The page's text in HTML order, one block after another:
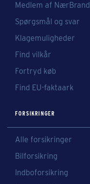
Medlem af NærBrand
Spørgsmål og svar
Klagemuligheder
Find vilkår
Fortryd køb
Find EU-faktaark
FORSIKRINGER
Alle forsikringer
Bilforsikring
Indboforsikring